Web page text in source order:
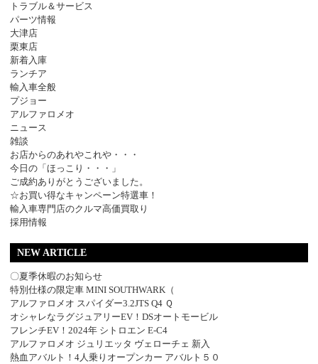
トラブル＆サービス
パーツ情報
大津店
栗東店
新着入庫
ランチア
輸入車全般
プジョー
アルファロメオ
ニュース
雑談
お店からのあれやこれや・・・
今日の「ほっこり・・・」
ご成約ありがとうございました。
☆お買い得なキャンペーン特選車！
輸入車専門店のクルマ高価買取り
採用情報
NEW ARTICLE
〇夏季休暇のお知らせ
特別仕様の限定車 MINI SOUTHWARK（
アルファロメオ スパイダー3.2JTS Q4 Ｑ
オシャレなラグジュアリーEV！DSオートモービル
フレンチEV！2024年 シトロエン E-C4
アルファロメオ ジュリエッタ ヴェローチェ 新入
熱血アバルト！4人乗りオープンカー アバルト５０